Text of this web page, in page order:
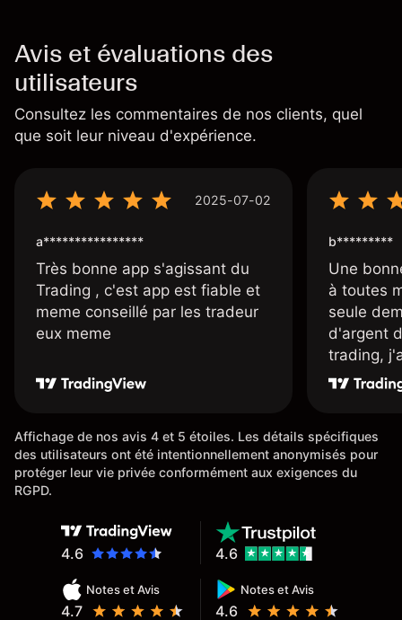
Avis et évaluations des
utilisateurs
Consultez les commentaires de nos clients, quel
que soit leur niveau d'expérience.
2025-07-02
a****************
Très bonne app s'agissant du
Trading , c'est app est fiable et
meme conseillé par les tradeur
eux meme
b*********
Une
à toutes
seule
d'argent
trading,
une carte
Affichage de nos avis 4 et 5 étoiles. Les détails spécifiques
des utilisateurs ont été intentionnellement anonymisés pour
protéger leur vie privée conformément aux exigences du
RGPD.
4.6
Notes et Avis
4.7
Notes et Avis
4.6
4.6